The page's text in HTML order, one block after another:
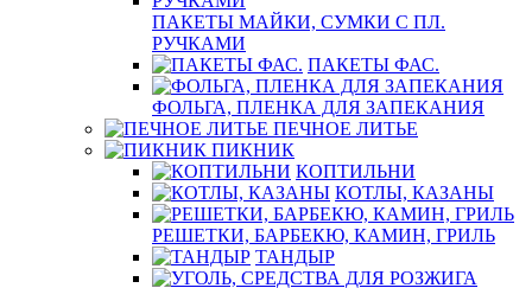
ПАКЕТЫ МАЙКИ, СУМКИ С ПЛ.
РУЧКАМИ
ПАКЕТЫ ФАС.
ФОЛЬГА, ПЛЕНКА ДЛЯ ЗАПЕКАНИЯ
ПЕЧНОЕ ЛИТЬЕ
ПИКНИК
КОПТИЛЬНИ
КОТЛЫ, КАЗАНЫ
РЕШЕТКИ, БАРБЕКЮ, КАМИН, ГРИЛЬ
ТАНДЫР